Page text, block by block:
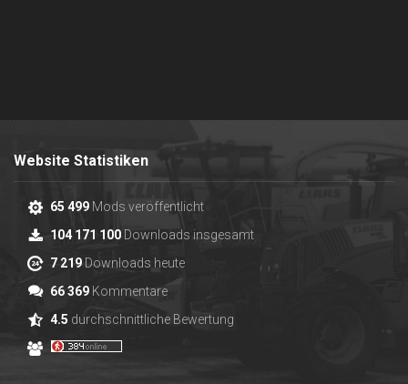
Website Statistiken
65 499 Mods veröffentlicht
104 171 100 Downloads insgesamt
7 219 Downloads heute
66 369 Kommentare
4.5 durchschnittliche Bewertung